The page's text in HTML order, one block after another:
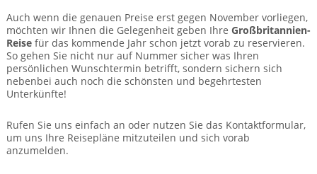
Busrundreisen
Cornwall
England
Schottland
Wales
Wandern in Wales
Individualtouren
Wandern in England
Gartenreisen England
Großbritannientouren für Alleinreisende
Reisen mit Hund
Unsere Familienreisen
BTCo Überblick
News
Kontakt
Feedback
FAQs
Ihre Reise
Ablauf Ihrer Reise nach Großbritannien
Anreise nach Großbritannien
Bezahlung Ihrer Großbritannien Reise
Checkliste
Extras
Urlaub in Großbritannien
Versicherungsschutz
Auch wenn die genauen Preise erst gegen November vorliegen,
möchten wir Ihnen die Gelegenheit geben Ihre Großbritannien-
Reisefür das kommende Jahr schon jetzt vorab zu reservieren.
So gehen Sie nicht nur auf Nummer sicher was Ihren
persönlichen Wunschtermin betrifft, sondern sichern sich
nebenbei auch noch die schönsten und begehrtesten
Unterkünfte!
Rufen Sie uns einfach an oder nutzen Sie das Kontaktformular,
um uns Ihre Reisepläne mitzuteilen und sich vorab
anzumelden.